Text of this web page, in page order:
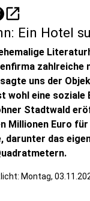
open_in_new
Ein Hotel
zahlreiche
sagte uns der
wohl eine
Stadtwald
Millionen Euro
darunter das
Montag,